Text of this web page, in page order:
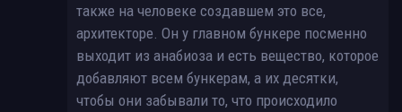
также на человеке создавшем это все,
архитекторе. Он у главном бункере посменно
выходит из анабиоза и есть вещество, которое
добавляют всем бункерам, а их десятки,
чтобы они забывали то, что происходило